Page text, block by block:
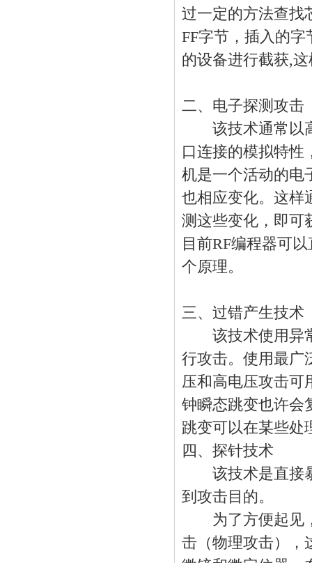
过一定的方法查找
FF字节，插入的
的设备进行截获,
二、电子探测攻击
该技术通常以高
口连接的模拟特性
机是一个活动的电
也相应变化。这样
测这些变化，即可
目前RF编程器可
个原理。
三、过错产生技术
该技术使用异常
行攻击。使用最广
压和高电压攻击可
钟瞬态跳变也许会
跳变可以在某些处
四、探针技术
该技术是直接暴
到攻击目的。
为了方便起见，
击（物理攻击），